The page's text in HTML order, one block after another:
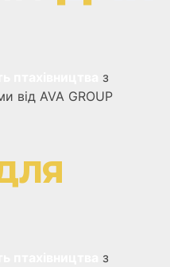
з
від AVA GROUP
з